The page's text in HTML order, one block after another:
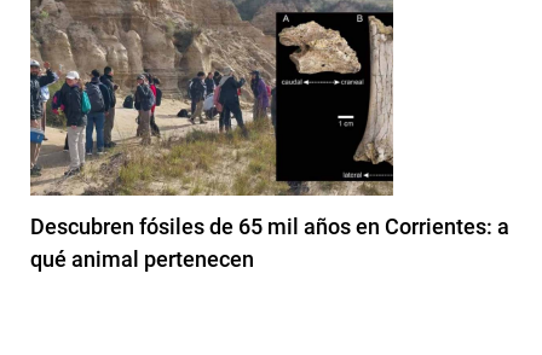
Descubren fósiles de 65 mil años en Corrientes: a
qué animal pertenecen